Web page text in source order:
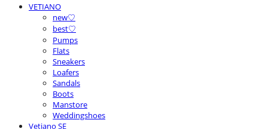
VETIANO
new♡
best♡
Pumps
Flats
Sneakers
Loafers
Sandals
Boots
Manstore
Weddingshoes
Vetiano SE